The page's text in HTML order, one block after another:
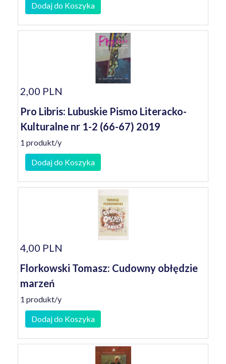
Dodaj do Koszyka
2,00 PLN
Pro Libris: Lubuskie Pismo Literacko-
Kulturalne nr 1-2 (66-67) 2019
1 produkt/y
Dodaj do Koszyka
4,00 PLN
Florkowski Tomasz: Cudowny obłędzie
marzeń
1 produkt/y
Dodaj do Koszyka